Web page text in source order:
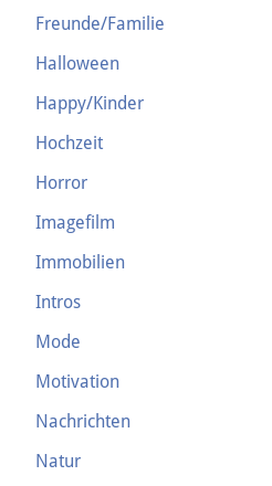
Freunde/Familie
Halloween
Happy/Kinder
Hochzeit
Horror
Imagefilm
Immobilien
Intros
Mode
Motivation
Nachrichten
Natur